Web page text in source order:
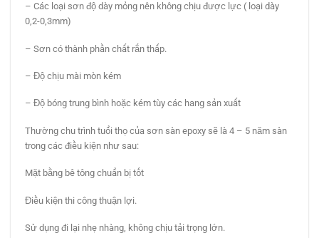
– Các loại sơn độ dày mỏng nên không chịu được lực ( loại dày
0,2-0,3mm)
– Sơn có thành phần chất rắn thấp.
– Độ chịu mài mòn kém
– Độ bóng trung bình hoặc kém tùy các hang sản xuất
Thường chu trình tuổi thọ của sơn sàn epoxy sẽ là 4 – 5 năm sàn
trong các điều kiện như sau:
Mặt bằng bê tông chuẩn bị tốt
Điều kiện thi công thuận lợi.
Sử dụng đi lại nhẹ nhàng, không chịu tải trọng lớn.